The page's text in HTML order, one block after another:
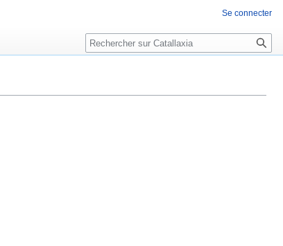
Se connecter
Rechercher